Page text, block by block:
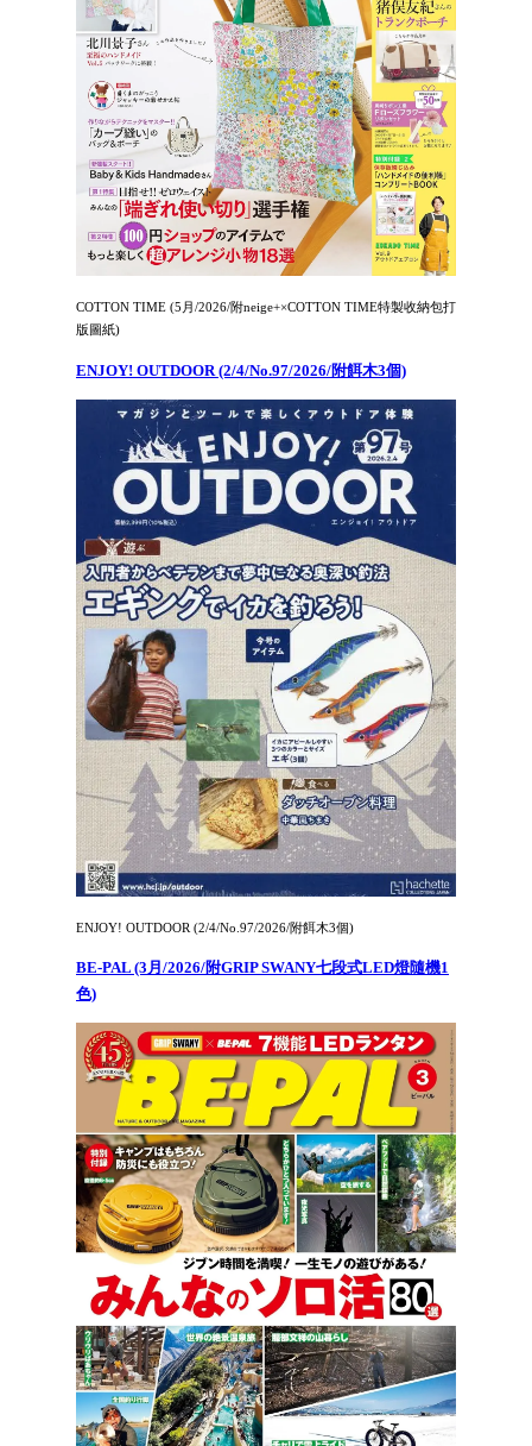
COTTON TIME (5月/2026/附neige+×COTTON TIME特製收納包打
版圖紙)
ENJOY! OUTDOOR (2/4/No.97/2026/附餌木3個)
ENJOY! OUTDOOR (2/4/No.97/2026/附餌木3個)
BE-PAL (3月/2026/附GRIP SWANY七段式LED燈隨機1
色)